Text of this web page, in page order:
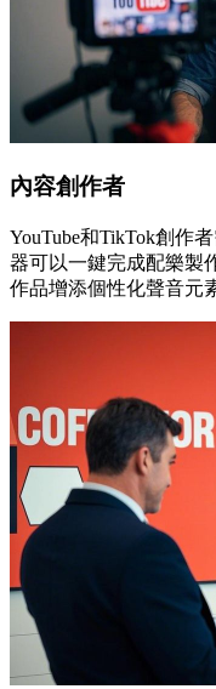
內容創作者
YouTube和TikTok創作
器可以一鍵完成配樂製
作品增添個性化聲音元